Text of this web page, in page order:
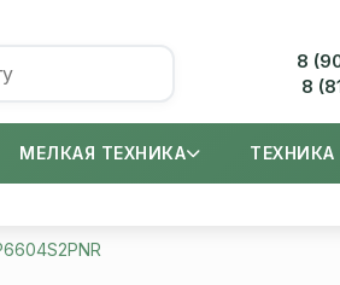
8
8
МЕЛКАЯ ТЕХНИКА ТЕХНИКА